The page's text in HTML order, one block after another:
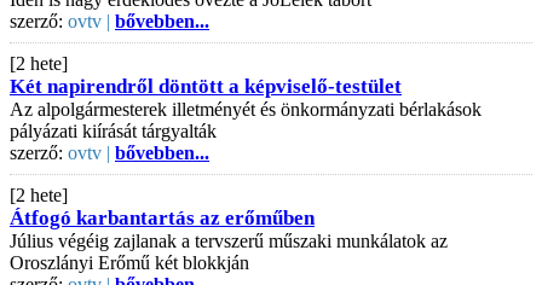
szerző: ovtv | bővebben...
[2 hete]
Két napirendről döntött a képviselő-testület
Az alpolgármesterek illetményét és önkormányzati bérlakások
pályázati kiírását tárgyalták
szerző: ovtv | bővebben...
[2 hete]
Átfogó karbantartás az erőműben
Július végéig zajlanak a tervszerű műszaki munkálatok az
Oroszlányi Erőmű két blokkján